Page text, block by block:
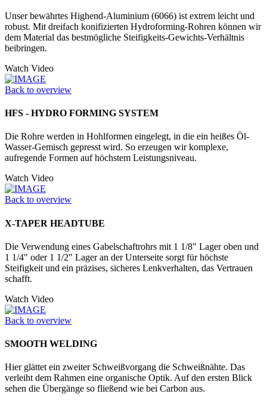
Unser bewährtes Highend-Aluminium (6066) ist extrem leicht und
robust. Mit dreifach konifizierten Hydrofor­ming-Rohren können wir
dem Material das bestmögliche Steifigkeits-Gewichts-Verhältnis
beibringen.
Watch Video
Back to overview
HFS - HYDRO FORMING SYSTEM
Die Rohre werden in Hohlformen einge­legt, in die ein heißes Öl-
Wasser-­Gemisch gepresst wird. So erzeugen wir komplexe,
aufregende Formen auf höchstem Leistungsniveau.
Watch Video
Back to overview
X-TAPER HEADTUBE
Die Verwendung eines Gabelschaftrohrs mit 1 1/8" Lager oben und
1 1/4" oder 1 1/2" Lager an der Unter­seite sorgt für höchste
Steifigkeit und ein präzises, sicheres Lenkverhalten, das Vertrauen
schafft.
Watch Video
Back to overview
SMOOTH WELDING
Hier glättet ein zweiter Schweißvorgang die Schweißnähte. Das
verleiht dem Rahmen eine organische Optik. Auf den ersten Blick
sehen die Übergänge so fließend wie bei Carbon aus.